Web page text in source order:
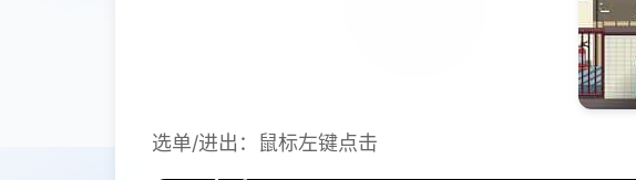
选单/进出：鼠标左键点击